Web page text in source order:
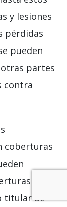
y lesiones
pérdidas
pueden
partes
contra
coberturas
por
titular de